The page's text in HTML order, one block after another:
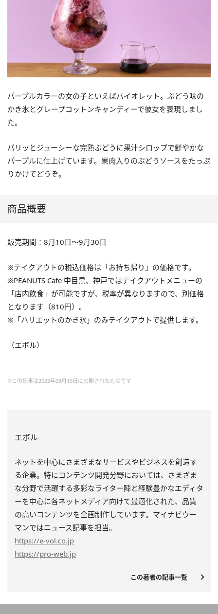
パープルカラーの女の子といえばバイオレット。ぶどう味の
かき氷とグレープコットンキャンディーで彼女を表現しまし
た。
パリッとジューシーな完熟ぶどうに果汁シロップで鮮やかな
パープルに仕上げています。果肉入りのぶどうソースをたっぷ
りかけてどうぞ。
商品概要
販売期間：8月10日〜9月30日
※テイクアウトの税込価格は「お持ち帰り」の価格です。
※PEANUTS Cafe 中目黒、神戸ではテイクアウトメニューの
「店内飲食」が可能ですが、税率が異なりますので、別価格
となります（810円）。
※「ハリエットのかき氷」のみテイクアウトで提供します。
（エボル）
※この記事は2022年08月19日に公開されたものです
エボル
ネットを中心にさまざまなサービスやビジネスを創造す
る企業。特にコンテンツ開発分野においては、さまざま
な分野で活躍する多彩なライター陣と経験豊かなエディタ
ーを中心に各ネットメディア向けて最適化された、品質
の高いコンテンツを企画制作しています。マイナビウー
マンではニュース記事を担当。
https://e-vol.co.jp
https://pro-web.jp
この著者の記事一覧